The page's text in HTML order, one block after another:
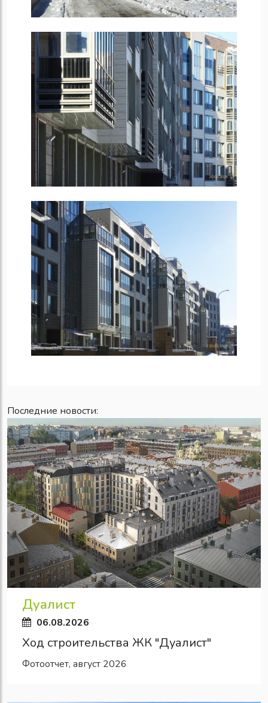
Последние новости:
Дуалист
06.08.2026
Ход строительства ЖК "Дуалист"
Фотоотчет, август 2026